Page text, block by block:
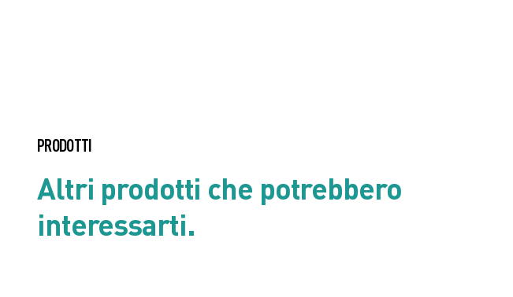
Scheda tecnica
PRODOTTI
Altri prodotti che potrebbero
interessarti.